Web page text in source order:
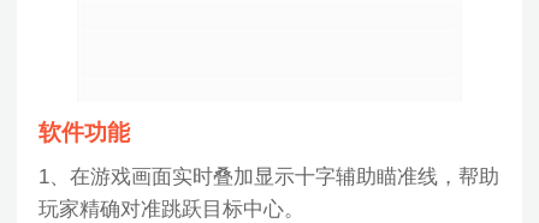
软件功能
1、在游戏画面实时叠加显示十字辅助瞄准线，帮助
玩家精确对准跳跃目标中心。